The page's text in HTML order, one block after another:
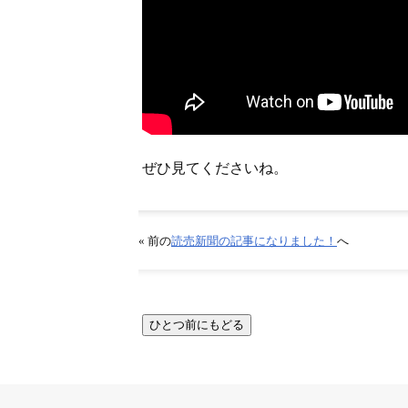
ぜひ見てくださいね。
« 前の読売新聞の記事になりました！ へ